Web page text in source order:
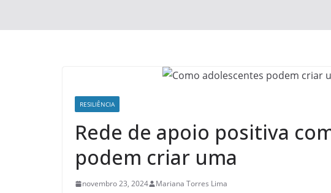
RESILIÊNCIA
Rede de apoio positiva
podem criar uma
novembro 23, 2024 Mariana Torres Lima